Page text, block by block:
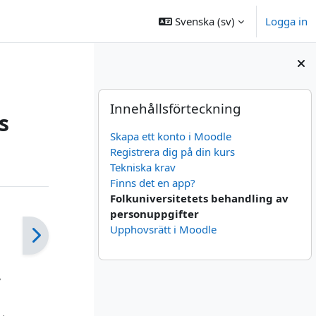
Svenska ‎(sv)‎ Logga in
Block
Hoppa över Innehållsförteckning
Innehållsförteckning
Skapa ett konto i Moodle
Registrera dig på din kurs
Tekniska krav
Finns det en app?
Folkuniversitetets behandling av
personuppgifter
Upphovsrätt i Moodle